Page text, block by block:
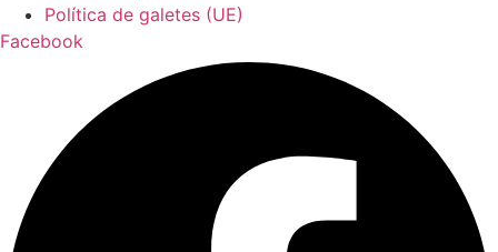
Política de galetes (UE)
Facebook